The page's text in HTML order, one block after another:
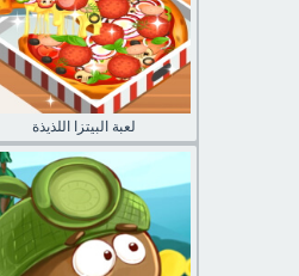
لعبة البيتزا اللذيذة